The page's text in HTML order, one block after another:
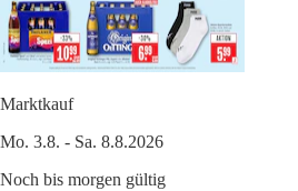
Marktkauf
Mo. 3.8. - Sa. 8.8.2026
Noch bis morgen gültig